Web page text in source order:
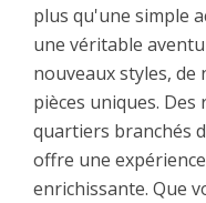
plus qu'une simple
une véritable
nouveaux styles, de
pièces uniques.
quartiers branchés
offre une
enrichissante. Que